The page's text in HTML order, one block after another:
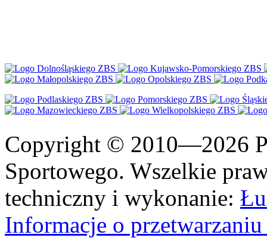
Copyright © 2010—2026
Sportowego. Wszelkie
techniczny i wykonanie:
Informacje o